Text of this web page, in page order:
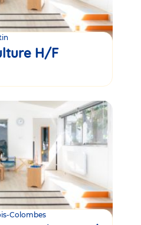
H/F
Colombes